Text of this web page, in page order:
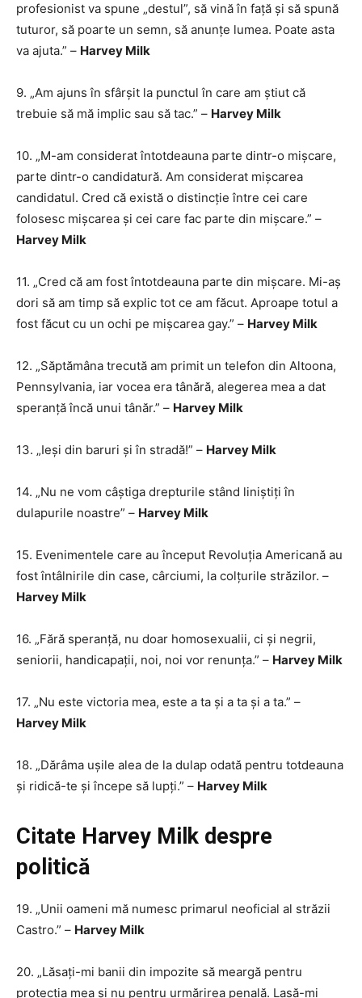
profesionist va spune „destul”, să vină în față și să spună
tuturor, să poarte un semn, să anunțe lumea. Poate asta
va ajuta.” – Harvey Milk
9. „Am ajuns în sfârșit la punctul în care am știut că
trebuie să mă implic sau să tac.” – Harvey Milk
10. „M-am considerat întotdeauna parte dintr-o mișcare,
parte dintr-o candidatură. Am considerat mișcarea
candidatul. Cred că există o distincție între cei care
folosesc mișcarea și cei care fac parte din mișcare.” –
Harvey Milk
11. „Cred că am fost întotdeauna parte din mișcare. Mi-aș
dori să am timp să explic tot ce am făcut. Aproape totul a
fost făcut cu un ochi pe mișcarea gay.” – Harvey Milk
12. „Săptămâna trecută am primit un telefon din Altoona,
Pennsylvania, iar vocea era tânără, alegerea mea a dat
speranță încă unui tânăr.” – Harvey Milk
13. „Ieși din baruri și în stradă!” – Harvey Milk
14. „Nu ne vom câștiga drepturile stând liniștiți în
dulapurile noastre” – Harvey Milk
15. Evenimentele care au început Revoluția Americană au
fost întâlnirile din case, cârciumi, la colțurile străzilor. –
Harvey Milk
16. „Fără speranță, nu doar homosexualii, ci și negrii,
seniorii, handicapații, noi, noi vor renunța.” – Harvey Milk
17. „Nu este victoria mea, este a ta și a ta și a ta.” –
Harvey Milk
18. „Dărâma ușile alea de la dulap odată pentru totdeauna
și ridică-te și începe să lupți.” – Harvey Milk
Citate Harvey Milk despre
politică
19. „Unii oameni mă numesc primarul neoficial al străzii
Castro.” – Harvey Milk
20. „Lăsați-mi banii din impozite să meargă pentru
protecția mea și nu pentru urmărirea penală. Lasă-mi